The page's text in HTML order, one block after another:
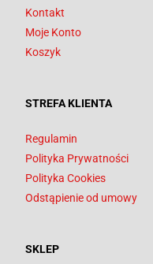
Kontakt
Moje Konto
Koszyk
STREFA KLIENTA
Regulamin
Polityka Prywatności
Polityka Cookies
Odstąpienie od umowy
SKLEP